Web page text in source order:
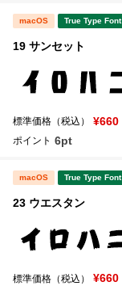
macOS True Type Font
19 サンセット
標準価格（税込） ¥660
ポイント 6pt
macOS True Type Font
23 ウエスタン
標準価格（税込） ¥660